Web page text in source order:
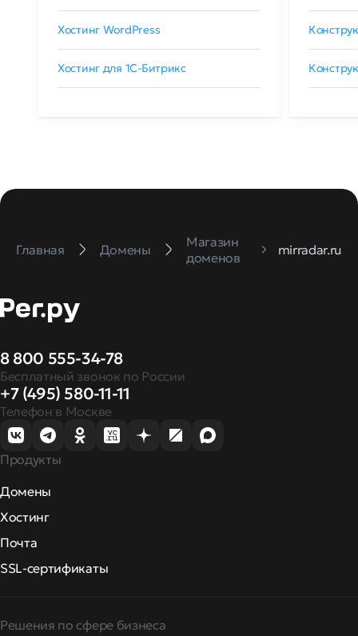
Хостинг WordPress
Хостинг для 1C-Битрикс
Главная Домены
Магазин
доменов
mirradar.ru
8 800 555-34-78
Бесплатный звонок по России
+7 (495) 580-11-11
Телефон в Москве
Продукты
Домены
Хостинг
Почта
SSL-сертификаты
Решения по сфере бизнеса